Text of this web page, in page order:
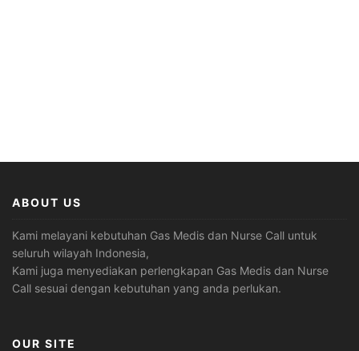
ABOUT US
Kami melayani kebutuhan Gas Medis dan Nurse Call untuk
seluruh wilayah Indonesia,
Kami juga menyediakan perlengkapan Gas Medis dan Nurse
Call sesuai dengan kebutuhan yang anda perlukan.
OUR SITE